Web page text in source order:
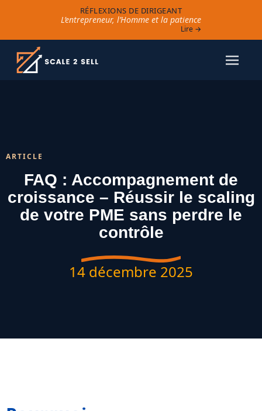
RÉFLEXIONS DE DIRIGEANT
L’entrepreneur, l’Homme et la patience
Lire →
ARTICLE
FAQ : Accompagnement de
croissance – Réussir le scaling
de votre PME sans perdre le
contrôle
14 décembre 2025